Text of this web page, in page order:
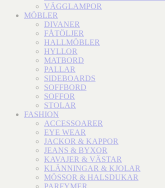
VÄGGLAMPOR
MÖBLER
DIVANER
FÅTÖLJER
HALLMÖBLER
HYLLOR
MATBORD
PALLAR
SIDEBOARDS
SOFFBORD
SOFFOR
STOLAR
FASHION
ACCESSOARER
EYE WEAR
JACKOR & KAPPOR
JEANS & BYXOR
KAVAJER & VÄSTAR
KLÄNNINGAR & KJOLAR
MÖSSOR & HALSDUKAR
PARFYMER